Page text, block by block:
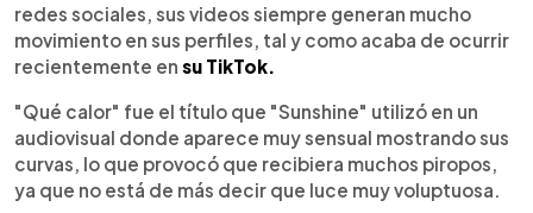
redes sociales, sus videos siempre generan mucho
movimiento en sus perfiles, tal y como acaba de ocurrir
recientemente en su TikTok.
"Qué calor" fue el título que "Sunshine" utilizó en un
audiovisual donde aparece muy sensual mostrando sus
curvas, lo que provocó que recibiera muchos piropos,
ya que no está de más decir que luce muy voluptuosa.